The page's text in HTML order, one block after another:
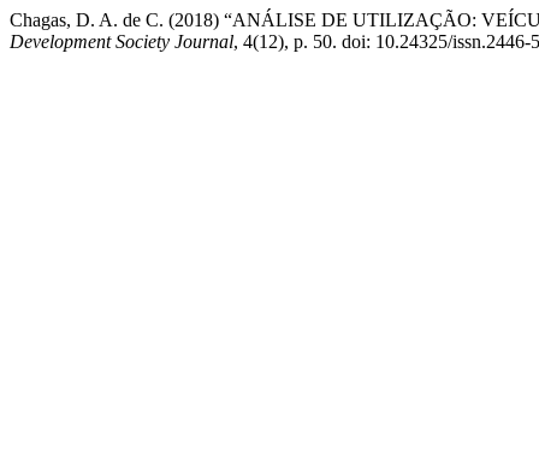
Chagas, D. A. de C. (2018) “ANÁLISE DE UTILIZAÇÃO:
Development Society Journal, 4(12), p. 50. doi: 10.24325/issn.2446-